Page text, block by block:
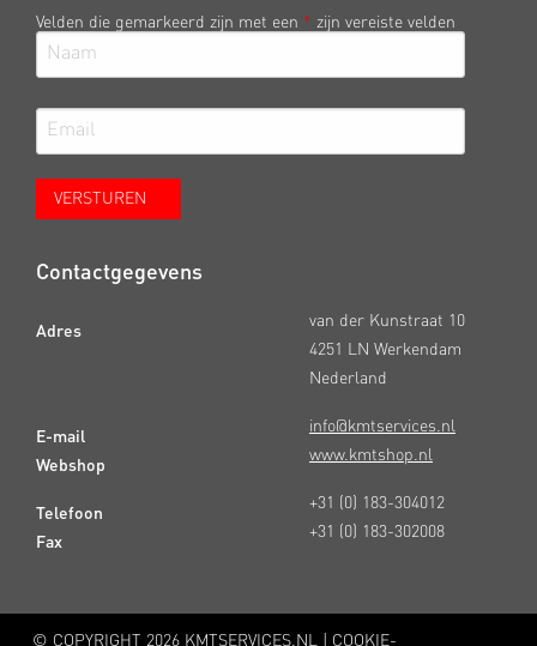
Velden die gemarkeerd zijn met een * zijn vereiste velden
Contactgegevens
Adres
E-mail
Webshop
Telefoon
Fax
van der Kunstraat 10
4251 LN Werkendam
Nederland
info@kmtservices.nl
www.kmtshop.nl
+31 (0) 183-304012
+31 (0) 183-302008
© COPYRIGHT 2026 KMTSERVICES.NL | COOKIE-